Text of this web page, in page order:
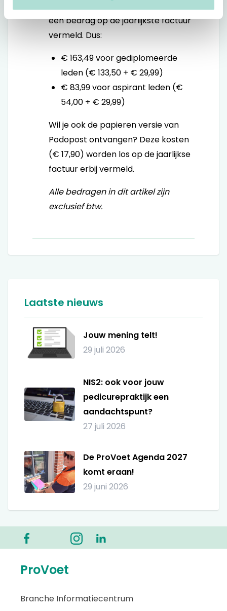
één bedrag op de jaarlijkste factuur
vermeld. Dus:
€ 163,49 voor gediplomeerde
leden (€ 133,50 + € 29,99)
€ 83,99 voor aspirant leden (€
54,00 + € 29,99)
Wil je ook de papieren versie van
Podopost ontvangen? Deze kosten
(€ 17,90) worden los op de jaarlijkse
factuur erbij vermeld.
Alle bedragen in dit artikel zijn
exclusief btw.
Laatste nieuws
Jouw mening telt!
29 juli 2026
NIS2: ook voor jouw
pedicurepraktijk een
aandachtspunt?
27 juli 2026
De ProVoet Agenda 2027
komt eraan!
29 juni 2026
ProVoet
Branche Informatiecentrum